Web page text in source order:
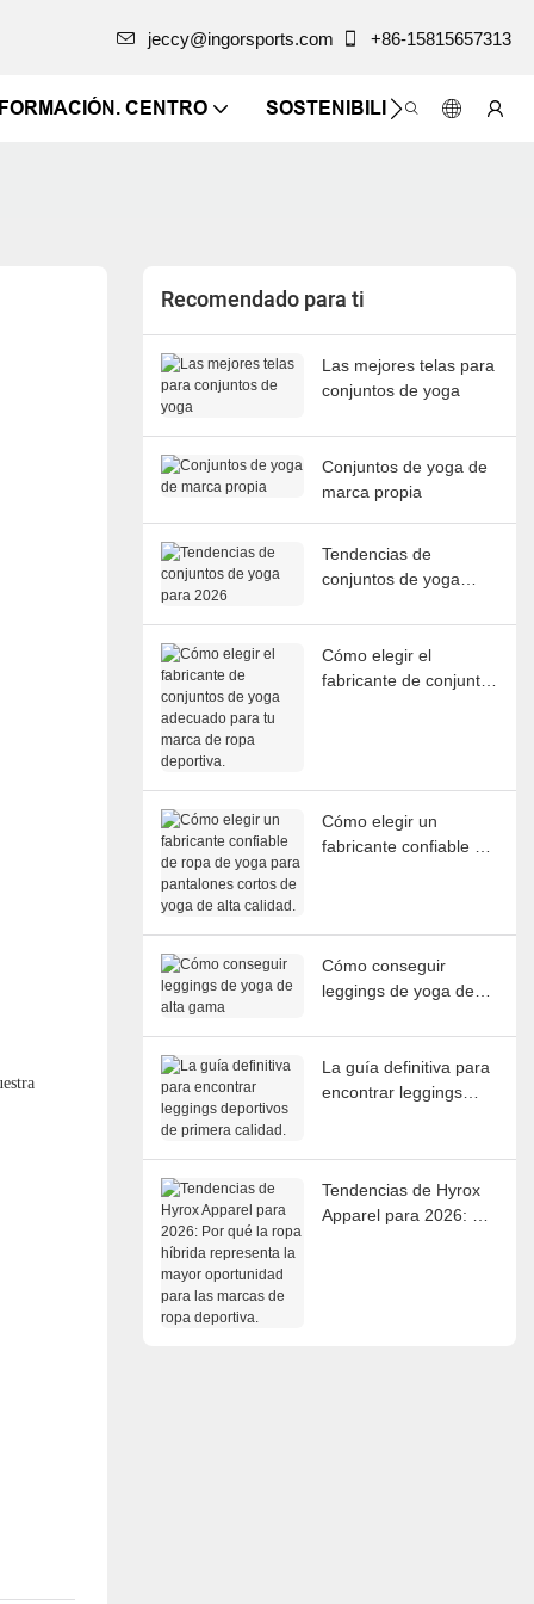
jeccy@ingorsports.com +86-15815657313
CENTRO SOSTENIBILIDAD
Recomendado para ti
Las mejores telas para
conjuntos de yoga
Conjuntos de yoga de
marca propia
Tendencias de
conjuntos de yoga
Cómo elegir el
fabricante de conjuntos
Cómo elegir un
fabricante confiable de
Cómo conseguir
leggings de yoga de
La guía definitiva para
encontrar leggings
Tendencias de Hyrox
Apparel para 2026: Por